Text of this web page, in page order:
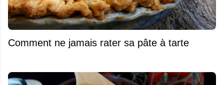
Comment ne jamais rater sa pâte à tarte